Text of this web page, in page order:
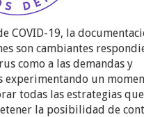
COVID-19, la
son cambiantes
como a las demandas y
experimentando un
todas las estrategias que
la posibilidad de